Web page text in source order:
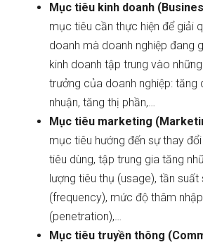
Mục tiêu kinh doanh
mục tiêu cần thực hiện để giải
doanh mà doanh nghiệp đang
kinh doanh tập trung vào
trưởng của doanh nghiệp: tăng
nhuận, tăng thị phần,…
Mục tiêu marketing
mục tiêu hướng đến sự thay
tiêu dùng, tập trung gia tăng
lượng tiêu thụ (usage), tần suất
(frequency), mức độ thâm
(penetration),…
Mục tiêu truyền thông